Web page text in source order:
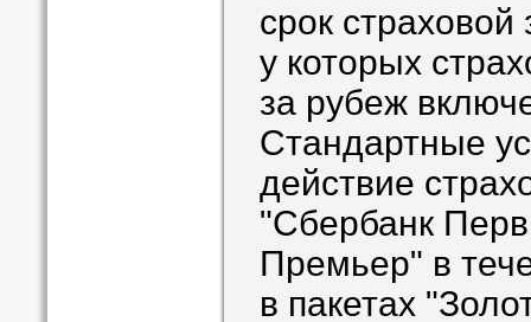
срок
у которых
за рубеж
Стандартные
действие
"Сбербанк
Премьер" в
в пакетах